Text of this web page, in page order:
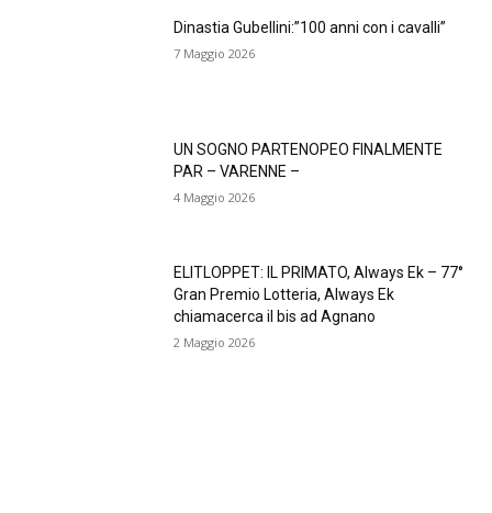
Dinastia Gubellini:”100 anni con i cavalli”
7 Maggio 2026
UN SOGNO PARTENOPEO FINALMENTE
PAR – VARENNE –
4 Maggio 2026
ELITLOPPET: IL PRIMATO, Always Ek – 77°
Gran Premio Lotteria, Always Ek
chiamacerca il bis ad Agnano
2 Maggio 2026